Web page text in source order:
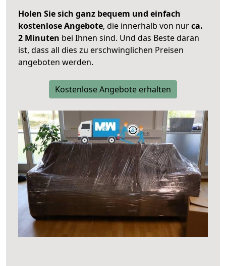
Holen Sie sich ganz bequem und einfach
kostenlose Angebote, die innerhalb von nurca.
2 Minuten bei Ihnen sind. Und das Beste daran
ist, dass all dies zu erschwinglichen Preisen
angeboten werden.
Kostenlose Angebote erhalten